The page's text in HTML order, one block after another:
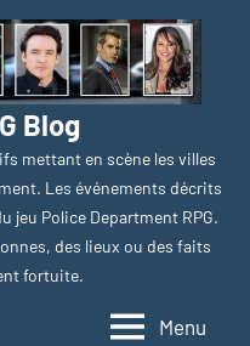
Blog
mettant en scène les villes
Les événements décrits
jeu Police Department RPG.
des lieux ou des faits
fortuite.
Menu